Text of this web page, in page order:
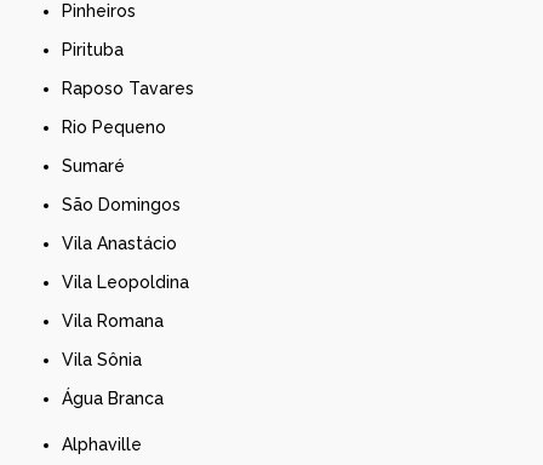
Pinheiros
Pirituba
Raposo Tavares
Rio Pequeno
Sumaré
São Domingos
Vila Anastácio
Vila Leopoldina
Vila Romana
Vila Sônia
Água Branca
Alphaville